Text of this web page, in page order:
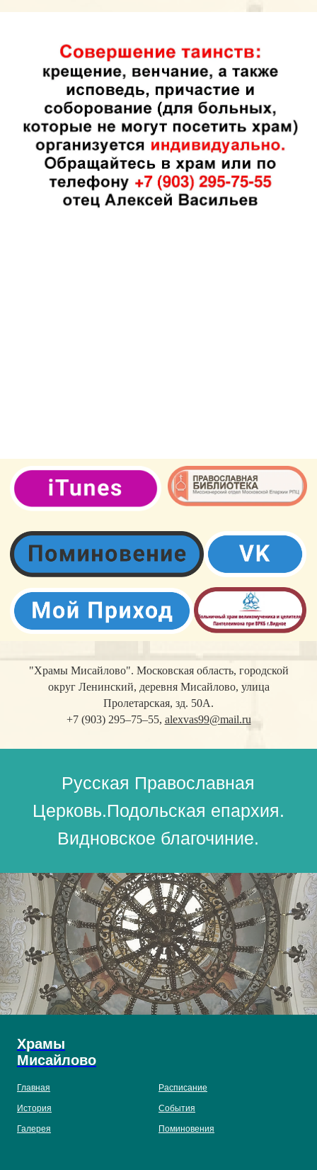
"Храмы Мисайлово". Московская область, городской
округ Ленинский, деревня Мисайлово, улица
Пролетарская, зд. 50А.
+7 (903) 295–75–55, alexvas99@mail.ru
Храмы
Мисайлово
Главная
История
Галерея
Расписание
События
Поминовения